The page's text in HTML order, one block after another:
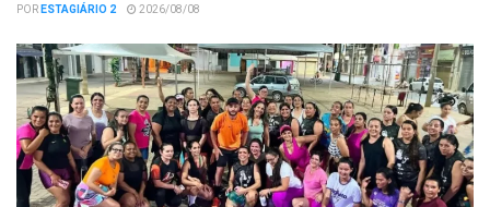
PORESTAGIÁRIO 2 2026/08/08